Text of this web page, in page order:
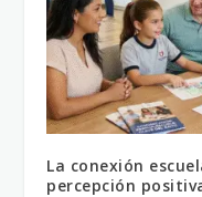
La conexión
percepción